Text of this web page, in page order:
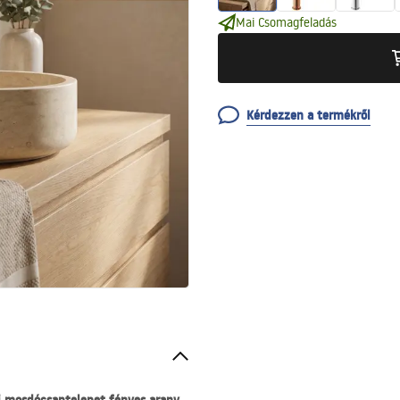
Mai Csomagfeladás
Kérdezzen a termékről